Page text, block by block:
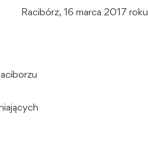
Racibórz, 16 marca 2017 roku